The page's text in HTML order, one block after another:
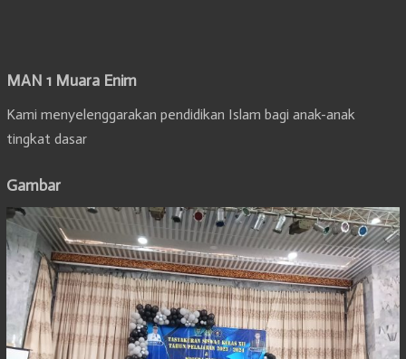
MAN 1 Muara Enim
Kami menyelenggarakan pendidikan Islam bagi anak-anak
tingkat dasar
Gambar